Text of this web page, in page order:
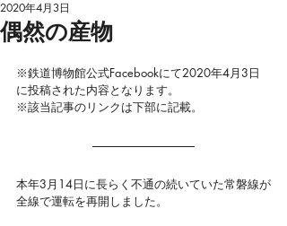
偶然の産物
2020年4月3日
※鉄道博物館公式Facebookにて2020年4月3日
に投稿された内容となります。
※該当記事のリンクは下部に記載。
本年3月14日に長らく不通の続いていた常磐線が
全線で運転を再開しました。